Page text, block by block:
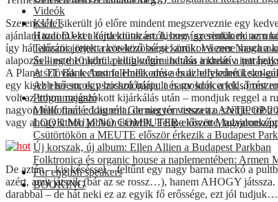
Videók
KULT
Hazai DJ-ket kérdeztünk arról, hogy szerintük mi az
Tanzánia rejtett rave-közössége: amikor a zene maga a
Selling the night: a klubkultúra hatása a kreatív
A szlovák techno felemelkedése és az elfeledett kelet-
Az első sorok pszichológiája: a nagy koncertek „front
Programajánló
Méltó finálé: Laurent Garnier tér vissza az ANTIPOP
LOOK MUM NO COMPUTER először
Csütörtökön a MEUTE először érkezik a Budapest
Új korszak, új album: Ellen Allien a Budapest Parkban
Folktronica és organic house a naplementében: Armen
For english speakers
BOOKING
Szerencsére sikerült jó előre mindent megszerveznie egy
ajánlani tudom ezt a fajta kiutazást, hiszen így senkinek nem
így hát először jöttek a kötelező bécsi körök: Wiener
alapozás – este 10 körül pedig végre indulás indulás a tett
A Planet TT Bank Austria Halle, ami a buli helyszínéül
egy kisebb terem, egy hosszú bárpult és mosdók a külső
volt az itthon megszokott kijárkálás után – mondjuk reggel a
nagyon hallottam eddig róla, de nagyon tetszett a szettje,
vagy ahogy itthon jobban ismerik, Felipe követte,
De aztán – kis késéssel – feltűnt egy nagy barna mackó a
azért, amit játszik (bár az se rossz…), hanem AHOGY
darabbal – de hát neki ez az egyik fő erőssége, ezt jól